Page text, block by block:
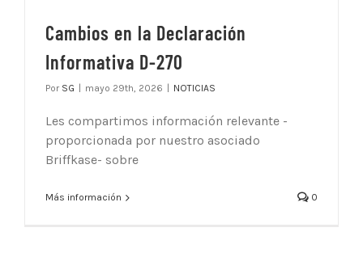
Cambios en la Declaración
Informativa D-270
Por SG | mayo 29th, 2026 | NOTICIAS
Les compartimos información relevante -
proporcionada por nuestro asociado
Briffkase- sobre
Más información 0